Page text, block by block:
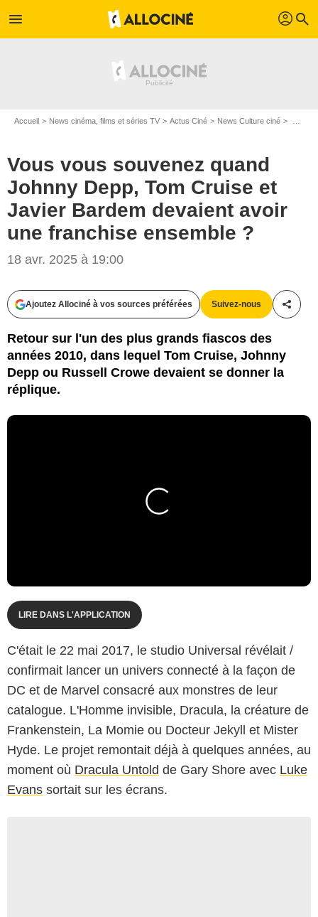
menu profil search
Accueil News cinéma, films et séries TV Actus Ciné News Culture ciné
Vous vous souvenez quand
Johnny Depp, Tom Cruise et
Javier Bardem devaient avoir
une franchise ensemble ?
18 avr. 2025 à 19:00
Ajoutez Allociné à vos sources préférées Suivez-nous
Retour sur l'un des plus grands fiascos des
années 2010, dans lequel Tom Cruise, Johnny
Depp ou Russell Crowe devaient se donner la
réplique.
LIRE DANS L'APPLICATION
C'était le 22 mai 2017, le studio Universal révélait /
confirmait lancer un univers connecté à la façon de
DC et de Marvel consacré aux monstres de leur
catalogue. L'Homme invisible, Dracula, la créature de
Frankenstein, La Momie ou Docteur Jekyll et Mister
Hyde. Le projet remontait déjà à quelques années, au
moment où Dracula Untold de Gary Shore avec Luke
Evans sortait sur les écrans.